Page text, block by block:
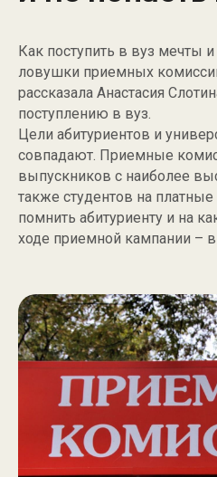
Как поступить в вуз мечты
ловушки приемных
рассказала Анастасия
поступлению в вуз.
Цели абитуриентов и
совпадают. Приемные
выпускников с наиболее
также студентов на
помнить абитуриенту и на
ходе приемной кампании – в